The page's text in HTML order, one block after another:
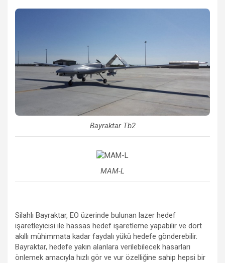
Bayraktar Tb2
MAM-L
Silahlı Bayraktar, EO üzerinde bulunan lazer hedef
işaretleyicisi ile hassas hedef işaretleme yapabilir ve dört
akıllı mühimmata kadar faydalı yükü hedefe gönderebilir.
Bayraktar, hedefe yakın alanlara verilebilecek hasarları
önlemek amacıyla hızlı gör ve vur özelliğine sahip hepsi bir